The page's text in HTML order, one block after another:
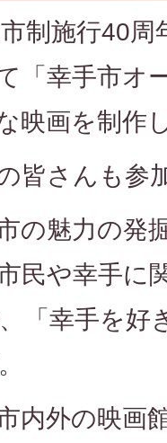
制施行40
「幸手市オ
映画を制作
皆さんも参
の魅力の発
民や幸手に
「幸手を好
内外の映画